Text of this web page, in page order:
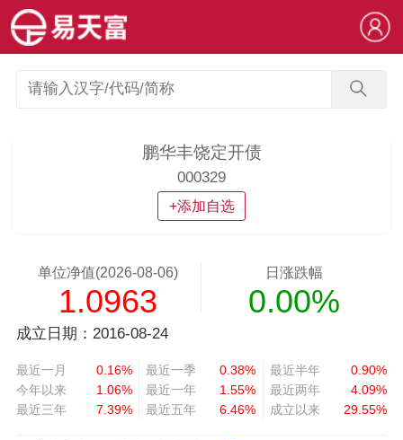
鹏华丰饶定开债
000329
+添加自选
单位净值(2026-08-06)
1.0963
日涨跌幅
0.00%
成立日期：2016-08-24
最近一月 0.16% 最近一季 0.38% 最近半年
0.90%
今年以来
1.06% 最近一年 1.55% 最近两年
4.09%
最近三年
7.39% 最近五年 6.46% 成立以来 29.55%